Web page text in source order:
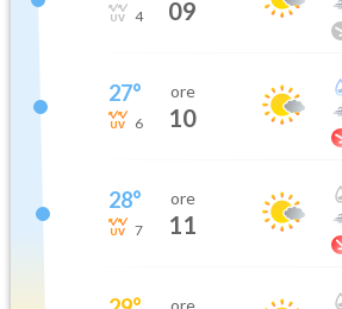
4 09
27°
6
ore
10
28°
7
ore
11
ore